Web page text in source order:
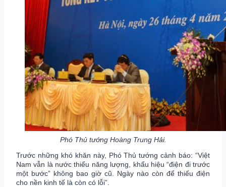
Phó Thủ tướng Hoàng Trung Hải.
Trước những khó khăn này, Phó Thủ tướng cảnh báo: “Việt
Nam vẫn là nước thiếu năng lượng, khẩu hiệu “điện đi trước
một bước” không bao giờ cũ. Ngày nào còn để thiếu điện
cho nền kinh tế là còn có lỗi”.